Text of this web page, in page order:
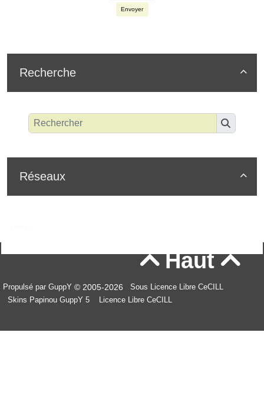
Envoyer

Recherche

Réseaux
Haut
Propulsé par GuppY © 2005-2026
Sous Licence Libre CeCILL
Skins Papinou GuppY 5
Licence Libre CeCILL